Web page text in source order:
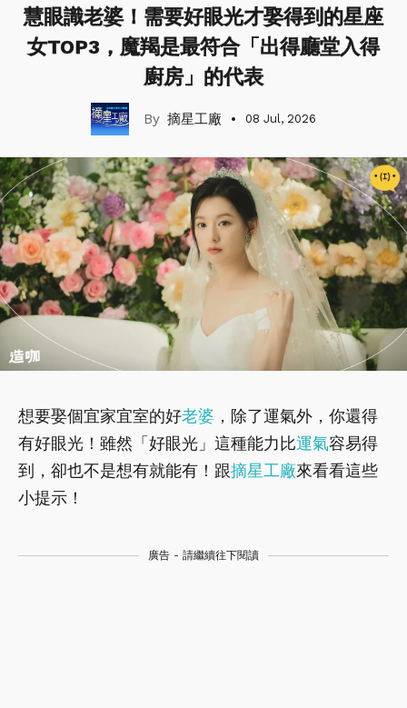
慧眼識老婆！需要好眼光才娶得到的星座
女TOP3，魔羯是最符合「出得廳堂入得
廚房」的代表
摘星工廠 08 Jul, 2026
想要娶個宜家宜室的好老婆 ，除了運氣外，你還得
有好眼光！雖然「好眼光」這種能力比運氣容易得
到，卻也不是想有就能有！跟摘星工廠來看看這些
小提示！
廣告 - 請繼續往下閱讀